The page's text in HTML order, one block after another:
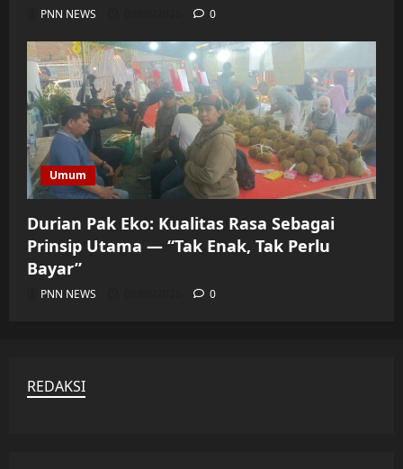
PNN NEWS 0
Umum
Durian Pak Eko: Kualitas Rasa Sebagai
Prinsip Utama — “Tak Enak, Tak Perlu
Bayar”
PNN NEWS 0
REDAKSI